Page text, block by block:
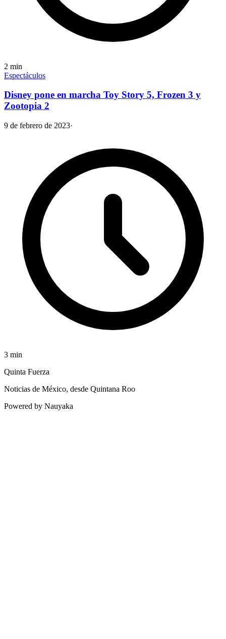
2 min
Espectáculos
Disney pone en marcha Toy Story 5, Frozen 3 y
Zootopia 2
9 de febrero de 2023·
3 min
Quinta Fuerza
Noticias de México, desde Quintana Roo
Powered by Nauyaka